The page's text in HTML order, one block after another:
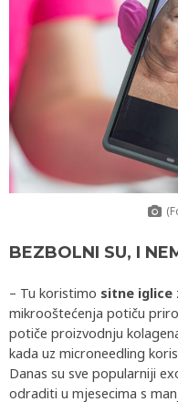
BEZBOLNI SU, I
– Tu koristimo sitne iglice
mikrooštećenja potiču
potiče proizvodnju
kada uz microneedling
Danas su sve popularniji
odraditi u mjesecima s